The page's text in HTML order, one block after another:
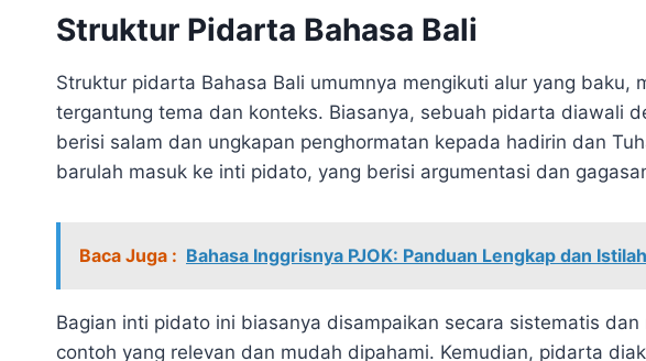
Struktur Pidarta Bahasa Bali
Struktur pidarta Bahasa Bali umumnya mengikuti alur yang baku,
tergantung tema dan konteks. Biasanya, sebuah pidarta diawali
berisi salam dan ungkapan penghormatan kepada hadirin dan
barulah masuk ke inti pidato, yang berisi argumentasi dan
Baca Juga : Bahasa Inggrisnya PJOK: Panduan Lengkap dan
Bagian inti pidato ini biasanya disampaikan secara sistematis
contoh yang relevan dan mudah dipahami. Kemudian, pidarta